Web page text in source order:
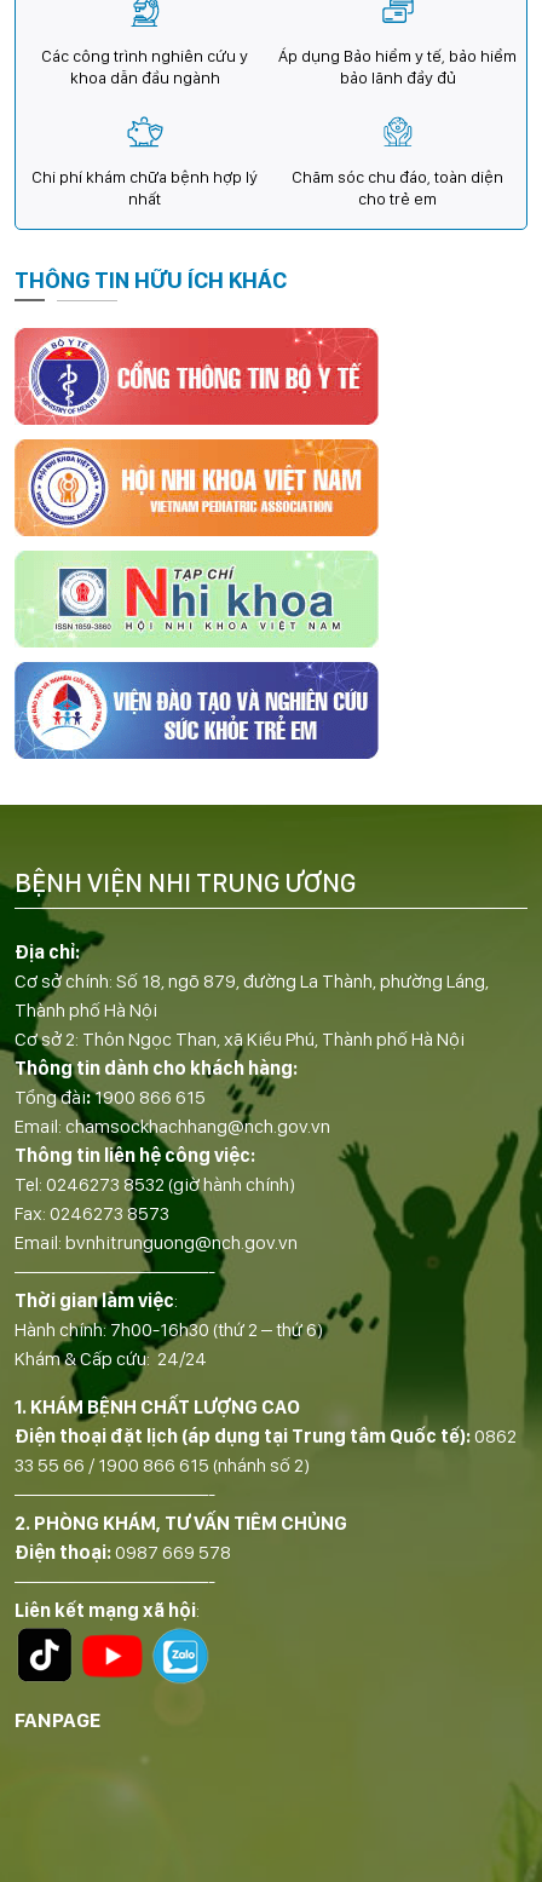
Các công trình nghiên cứu y
khoa dẫn đầu ngành
Áp dụng Bảo hiểm y tế, bảo hiểm
bảo lãnh đầy đủ
Chi phí khám chữa bệnh hợp lý
nhất
Chăm sóc chu đáo, toàn diện
cho trẻ em
THÔNG TIN HỮU ÍCH KHÁC
Địa chỉ:
Cơ sở chính: Số 18, ngõ 879, đường La Thành, phường Láng,
Thành phố Hà Nội
Cơ sở 2: Thôn Ngọc Than, xã Kiều Phú, Thành phố Hà Nội
Thông tin dành cho khách hàng:
Tổng đài:1900 866 615
Email: chamsockhachhang@nch.gov.vn
Thông tin liên hệ công việc:
Tel: 0246273 8532 (giờ hành chính)
Fax: 0246273 8573
Email: bvnhitrunguong@nch.gov.vn
——————————-
Thời gian làm việc:
Hành chính: 7h00-16h30 (thứ 2 – thứ 6)
Khám & Cấp cứu: 24/24
1. KHÁM BỆNH CHẤT LƯỢNG CAO
Điện thoại đặt lịch (áp dụng tại Trung tâm Quốc tế):0862
33 55 66 / 1900 866 615 (nhánh số 2)
——————————-
2. PHÒNG KHÁM, TƯ VẤN TIÊM CHỦNG
Điện thoại:0987 669 578
——————————-
Liên kết mạng xã hội:
FANPAGE
BỆNH VIỆN NHI TRUNG ƯƠNG